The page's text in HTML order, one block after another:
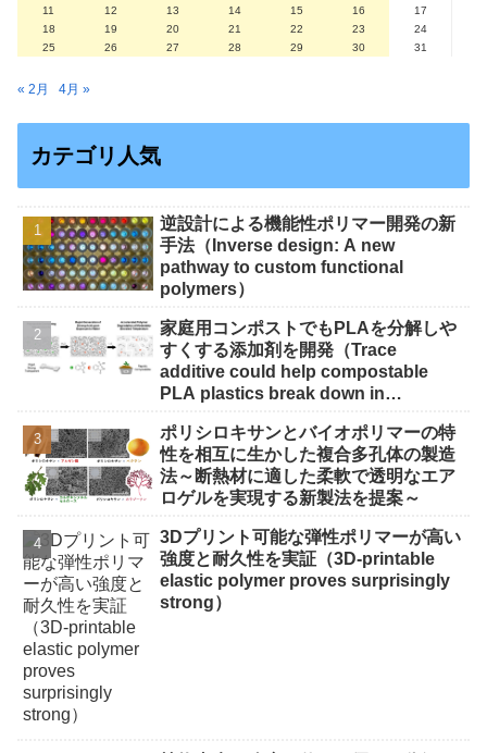
11
12 13 14 15 16
17
18
19 20 21 22 23
24
25
26 27 28 29 30 31
« 2月 4月 »
カテゴリ人気
逆設計による機能性ポリマー開発の新
手法（Inverse design: A new
pathway to custom functional
polymers）
家庭用コンポストでもPLAを分解しや
すくする添加剤を開発（Trace
additive could help compostable
PLA plastics break down in
ポリシロキサンとバイオポリマーの特
性を相互に生かした複合多孔体の製造
法～断熱材に適した柔軟で透明なエア
ロゲルを実現する新製法を提案～
3Dプリント可能な弾性ポリマーが高い
強度と耐久性を実証（3D-printable
elastic polymer proves surprisingly
strong）